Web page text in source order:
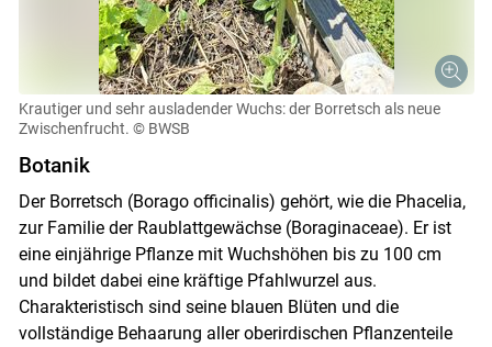
Krautiger und sehr ausladender Wuchs: der Borretsch als neue
Zwischenfrucht. © BWSB
Botanik
Der Borretsch (Borago officinalis) gehört, wie die Phacelia,
zur Familie der Raublattgewächse (Boraginaceae). Er ist
eine einjährige Pflanze mit Wuchshöhen bis zu 100 cm
und bildet dabei eine kräftige Pfahlwurzel aus.
Charakteristisch sind seine blauen Blüten und die
vollständige Behaarung aller oberirdischen Pflanzenteile